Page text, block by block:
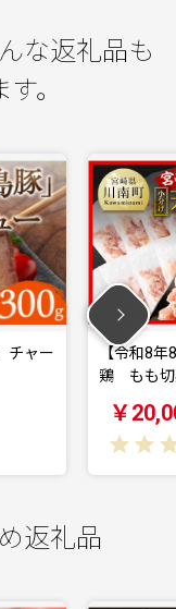
な返礼品も
。
【令和8年8月発送】宮
鶏 もも切身IQF …
( 0)
返礼品